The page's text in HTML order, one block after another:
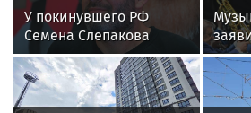
У покинувшего РФ
Семена Слепакова
нашли еще две
квартиры в Москве